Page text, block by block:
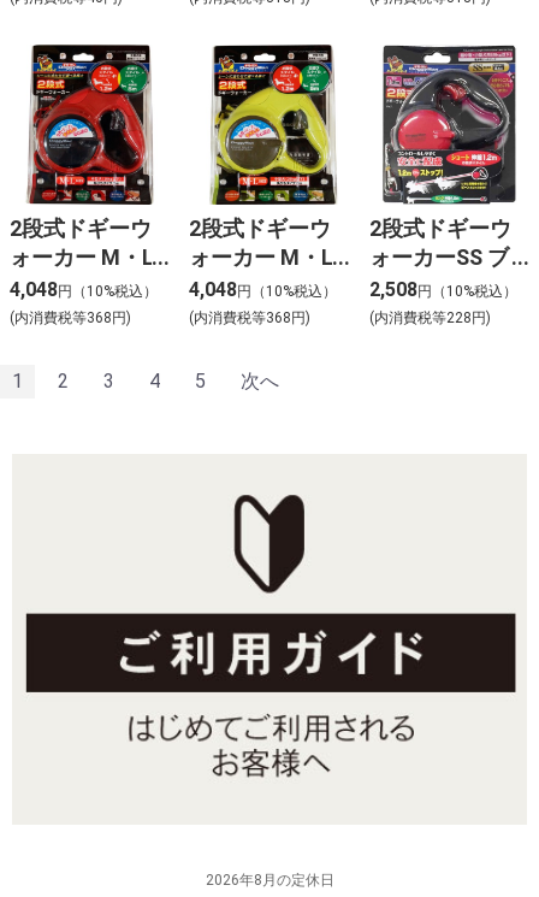
2段式ドギーウ
ォーカー M・L
レッド
4,048円（10%税込）
(内消費税等368円)
2段式ドギーウ
ォーカー M・L
グリーン
4,048円（10%税込）
(内消費税等368円)
2段式ドギーウ
ォーカーSS ブ
ラック
2,508円（10%税込）
(内消費税等228円)
1 2 3 4 5 次へ
2026年8月の定休日